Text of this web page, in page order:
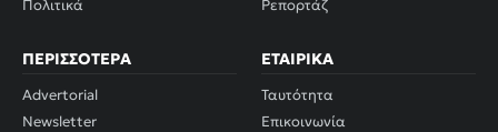
Πολιτικά
Ρεπορτάζ
ΠΕΡΙΣΣΌΤΕΡΑ
Advertorial
Newsletter
ΕΤΑΙΡΙΚΆ
Ταυτότητα
Επικοινωνία